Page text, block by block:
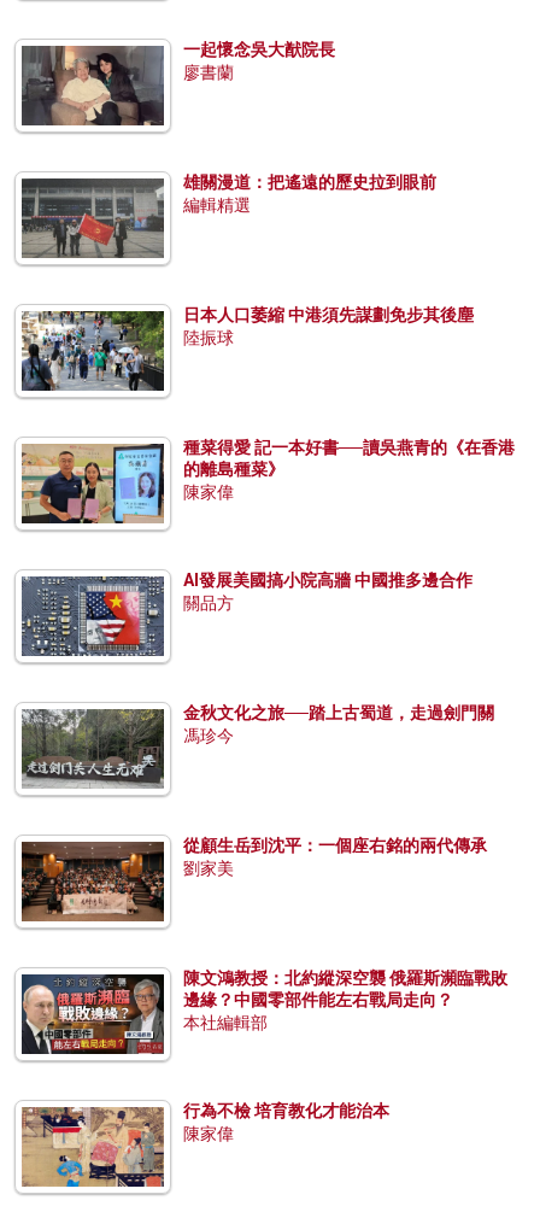
一起懷念吳大猷院長
廖書蘭
雄關漫道：把遙遠的歷史拉到眼前
編輯精選
日本人口萎縮 中港須先謀劃免步其後塵
陸振球
種菜得愛 記一本好書──讀吳燕青的《在香港
的離島種菜》
陳家偉
AI發展美國搞小院高牆 中國推多邊合作
關品方
金秋文化之旅──踏上古蜀道，走過劍門關
馮珍今
從顧生岳到沈平：一個座右銘的兩代傳承
劉家美
陳文鴻教授：北約縱深空襲 俄羅斯瀕臨戰敗
邊緣？中國零部件能左右戰局走向？
本社編輯部
行為不檢 培育教化才能治本
陳家偉